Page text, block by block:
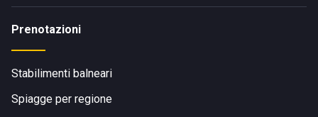
Prenotazioni
Stabilimenti balneari
Spiagge per regione